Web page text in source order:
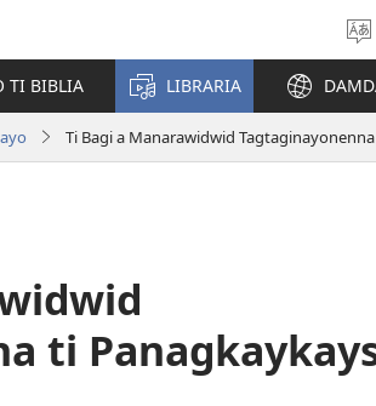
TI BIBLIA LIBRARIA
Ti Bagi a Manarawidwid
ti